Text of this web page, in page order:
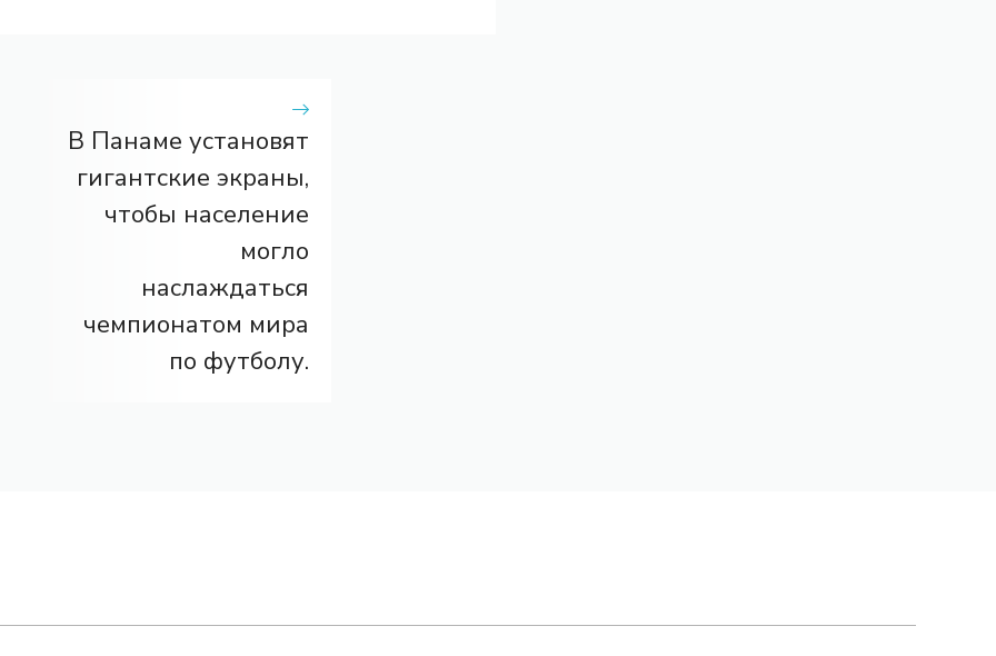
В Панаме установят
гигантские экраны,
чтобы население
могло
наслаждаться
чемпионатом мира
по футболу.